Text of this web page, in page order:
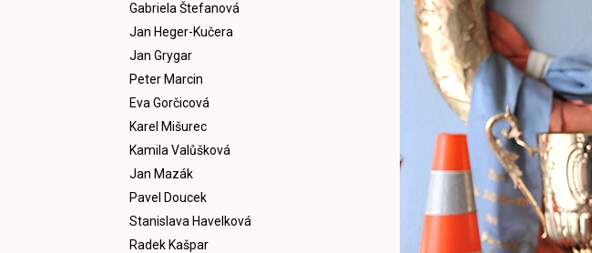
Gabriela Štefanová
Jan Heger-Kučera
Jan Grygar
Peter Marcin
Eva Gorčicová
Karel Mišurec
Kamila Valůšková
Jan Mazák
Pavel Doucek
Stanislava Havelková
Radek Kašpar